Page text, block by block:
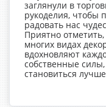
заглянули в
рукоделия, чтобы
радовать нас
Приятно
многих видах
вдохновляют
собственные
становиться